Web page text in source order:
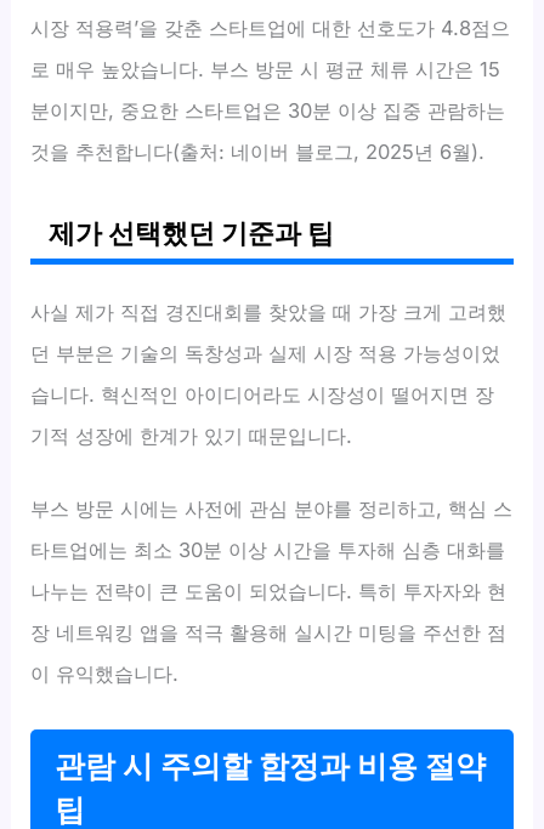
시장 적용력’을 갖춘 스타트업에 대한 선호도가 4.8점으
로 매우 높았습니다. 부스 방문 시 평균 체류 시간은 15
분이지만, 중요한 스타트업은 30분 이상 집중 관람하는
것을 추천합니다(출처: 네이버 블로그, 2025년 6월).
제가 선택했던 기준과 팁
사실 제가 직접 경진대회를 찾았을 때 가장 크게 고려했
던 부분은 기술의 독창성과 실제 시장 적용 가능성이었
습니다. 혁신적인 아이디어라도 시장성이 떨어지면 장
기적 성장에 한계가 있기 때문입니다.
부스 방문 시에는 사전에 관심 분야를 정리하고, 핵심 스
타트업에는 최소 30분 이상 시간을 투자해 심층 대화를
나누는 전략이 큰 도움이 되었습니다. 특히 투자자와 현
장 네트워킹 앱을 적극 활용해 실시간 미팅을 주선한 점
이 유익했습니다.
관람 시 주의할 함정과 비용 절약
팁